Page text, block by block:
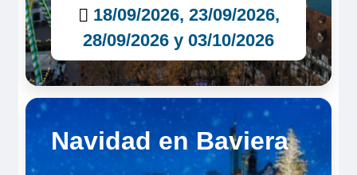
18/09/2026, 23/09/2026,
28/09/2026 y 03/10/2026
Navidad en Baviera